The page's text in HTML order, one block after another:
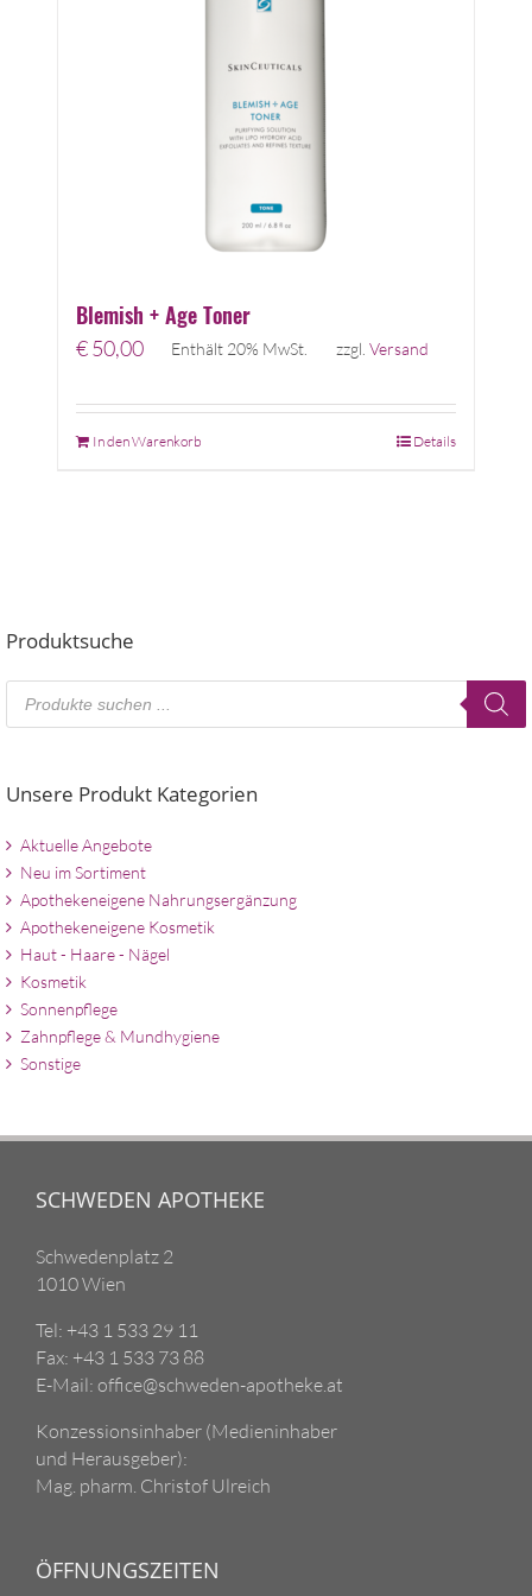
Blemish + Age Toner
€50,00 Enthält 20% MwSt. zzgl. Versand
In den Warenkorb Details
Produktsuche
Products
search
Unsere Produkt Kategorien
Aktuelle Angebote
Neu im Sortiment
Apothekeneigene Nahrungsergänzung
Apothekeneigene Kosmetik
Haut - Haare - Nägel
Kosmetik
Sonnenpflege
Zahnpflege & Mundhygiene
Sonstige
SCHWEDEN APOTHEKE
Schwedenplatz 2
1010 Wien
Tel: +43 1 533 29 11
Fax: +43 1 533 73 88
E-Mail: office@schweden-apotheke.at
Konzessionsinhaber (Medieninhaber
und Herausgeber):
Mag. pharm. Christof Ulreich
ÖFFNUNGSZEITEN